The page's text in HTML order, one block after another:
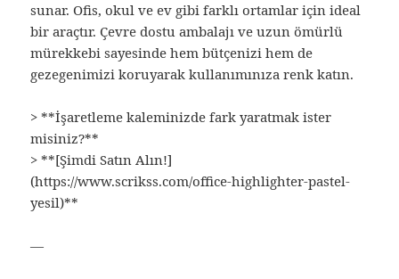
sunar. Ofis, okul ve ev gibi farklı ortamlar için ideal
bir araçtır. Çevre dostu ambalajı ve uzun ömürlü
mürekkebi sayesinde hem bütçenizi hem de
gezegenimizi koruyarak kullanımınıza renk katın.
> **İşaretleme kaleminizde fark yaratmak ister
misiniz?**
> **[Şimdi Satın Alın!]
(https://www.scrikss.com/office-highlighter-pastel-
yesil)**
—